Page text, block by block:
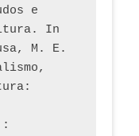
e
In
M. E.
: